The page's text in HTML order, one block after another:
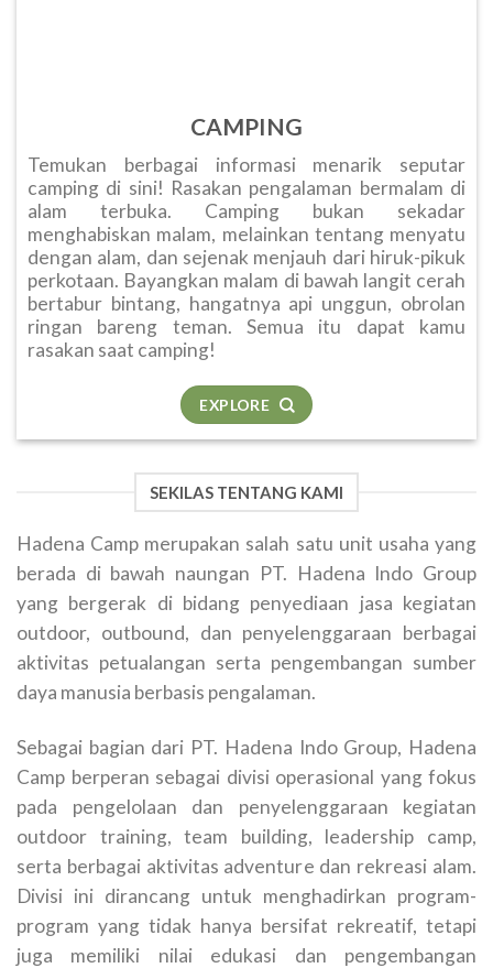
CAMPING
Temukan berbagai informasi menarik seputar
camping di sini! Rasakan pengalaman bermalam di
alam terbuka. Camping bukan sekadar
menghabiskan malam, melainkan tentang menyatu
dengan alam, dan sejenak menjauh dari hiruk-pikuk
perkotaan. Bayangkan malam di bawah langit cerah
bertabur bintang, hangatnya api unggun, obrolan
ringan bareng teman. Semua itu dapat kamu
rasakan saat camping!
EXPLORE
SEKILAS TENTANG KAMI
Hadena Camp merupakan salah satu unit usaha yang
berada di bawah naungan PT. Hadena Indo Group
yang bergerak di bidang penyediaan jasa kegiatan
outdoor, outbound, dan penyelenggaraan berbagai
aktivitas petualangan serta pengembangan sumber
daya manusia berbasis pengalaman.
Sebagai bagian dari PT. Hadena Indo Group, Hadena
Camp berperan sebagai divisi operasional yang fokus
pada pengelolaan dan penyelenggaraan kegiatan
outdoor training, team building, leadership camp,
serta berbagai aktivitas adventure dan rekreasi alam.
Divisi ini dirancang untuk menghadirkan program-
program yang tidak hanya bersifat rekreatif, tetapi
juga memiliki nilai edukasi dan pengembangan